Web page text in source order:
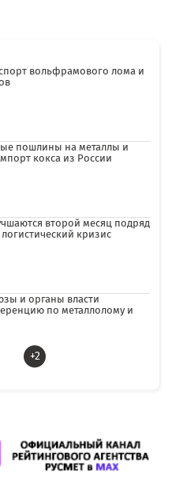
вольфрамового лома и
пошлины на металлы и
кокса из России
второй месяц подряд
кризис
и органы власти
по металлолому и
+2